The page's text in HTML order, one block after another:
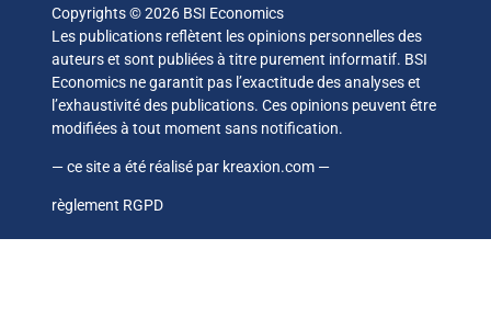
Copyrights © 2026 BSI Economics
Les publications reflètent les opinions personnelles des
auteurs et sont publiées à titre purement informatif. BSI
Economics ne garantit pas l’exactitude des analyses et
l’exhaustivité des publications. Ces opinions peuvent être
modifiées à tout moment sans notification.
— ce site a été réalisé par kreaxion.com —
règlement RGPD